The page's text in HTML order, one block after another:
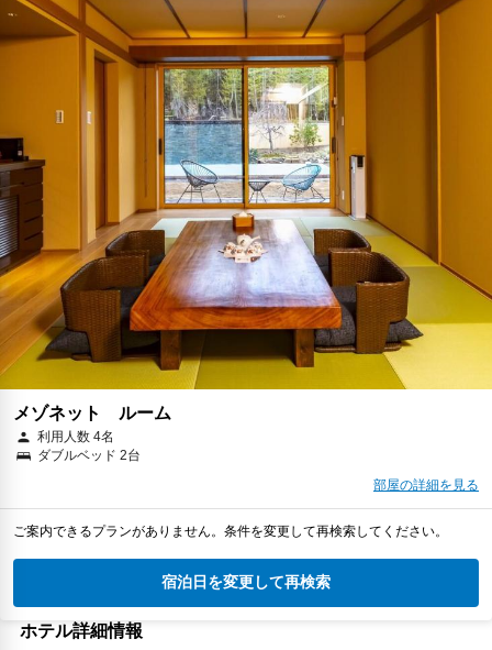
メゾネット ルーム
利用人数 4名
ダブルベッド 2台
部屋の詳細を見る
ご案内できるプランがありません。条件を変更して再検索してください。
宿泊日を変更して再検索
ホテル詳細情報